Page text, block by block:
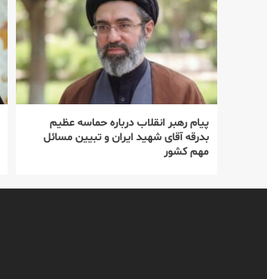
پیام رهبر انقلاب درباره حماسه عظیم
بدرقه آقای شهید ایران و تبیین مسائل
مهم کشور